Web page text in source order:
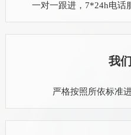
一对一跟进，7*24h电话
我
严格按照所依标准